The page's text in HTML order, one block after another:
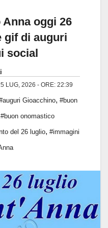
oggi 26
gif di auguri
social
LUG, 2026 - ORE: 22:39
Gioacchino, #buon
#buon onomastico
del 26 luglio, #immagini